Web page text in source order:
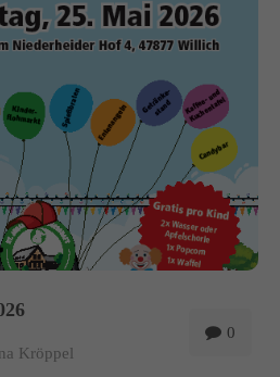
consectetuer adipiscing elit.
dolor. Aenean massa. Cum sociis
dis parturient montes, nascetur
felis, ultricies nec.
0
Kröppel